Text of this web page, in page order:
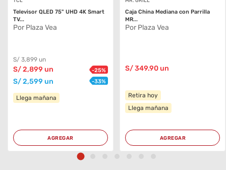
Televisor QLED 75" UHD 4K Smart
TV...
Por Plaza Vea
S/ 3,899 un
S/2,899 un -25%
S/2,599 un -33%
Llega mañana
AGREGAR
Caja China Mediana con Parrilla
MR...
Por Plaza Vea
S/349.90un
Retira hoy
Llega mañana
AGREGAR